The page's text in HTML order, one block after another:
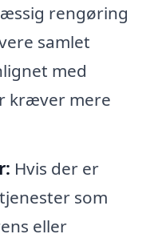
rengøring
samlet
med
kræver mere
Hvis der er
som
eller